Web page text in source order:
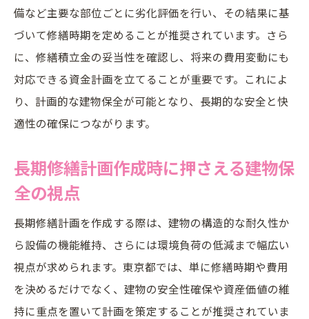
見直し頻度が建物保全に及ぼす実務的な影
響
建物保全の視点で考える長期修繕計画の見
直し基準
大規模修繕や費用変動と長期修繕計画の見
直し時期
合理的な長期修繕計画見直しのタイミング
とは
長期修繕計画書の役割と活用方法を徹底分析
長期修繕計画書の基本的な役割と管理運用
法
建物保全を高める長期修繕計画書の活用事
例
備など主要な部位ごとに劣化評価を行い、その結果に基
づいて修繕時期を定めることが推奨されています。さら
に、修繕積立金の妥当性を確認し、将来の費用変動にも
対応できる資金計画を立てることが重要です。これによ
り、計画的な建物保全が可能となり、長期的な安全と快
適性の確保につながります。
長期修繕計画作成時に押さえる建物保
全の視点
長期修繕計画を作成する際は、建物の構造的な耐久性か
ら設備の機能維持、さらには環境負荷の低減まで幅広い
視点が求められます。東京都では、単に修繕時期や費用
を決めるだけでなく、建物の安全性確保や資産価値の維
持に重点を置いて計画を策定することが推奨されていま